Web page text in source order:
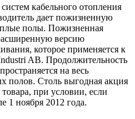
кабельного отопления
дает пожизненную
полы. Пожизненная
версию
которое применяется к
AB. Продолжительность
на весь
полов. Столь выгодная акция
товара, при условии, если
1 ноября 2012 года.